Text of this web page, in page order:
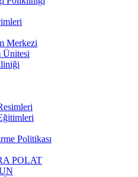
Merkezi
Ünitesi
Politikası
POLAT